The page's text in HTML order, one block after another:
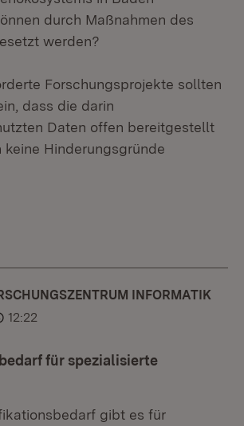
durch Maßnahmen des
werden?
Forschungsprojekte sollten
dass die darin
Daten offen bereitgestellt
Hinderungsgründe
INFORMATIK
12:22
für spezialisierte
gibt es für